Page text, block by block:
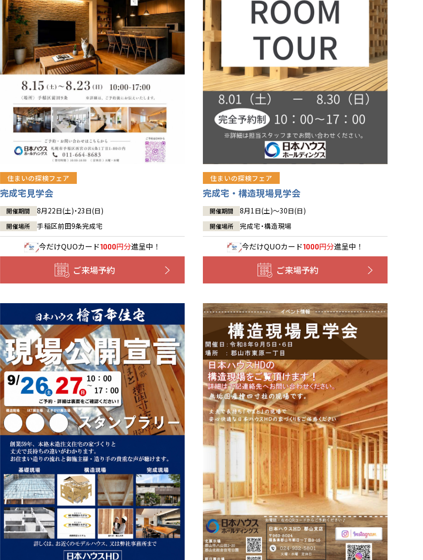
住まいの探検フェア
完成宅見学会
開催期間 8月22日(土)・23日(日)
開催場所 手稲区前田9条完成宅
今だけQUOカード1000円分進呈中！
ご来場予約
住まいの探検フェア
完成宅・構造現場見学会
開催期間 8月1日(土)～30日(日)
開催場所 完成宅・構造現場
今だけQUOカード1000円分進呈中！
ご来場予約